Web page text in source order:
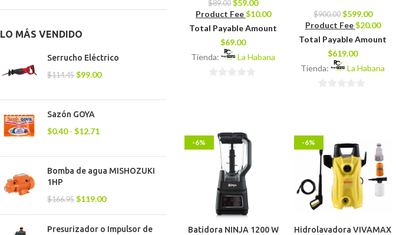
LO MÁS VENDIDO
Serrucho Eléctrico
$114.45 $99.00
Sazón GOYA
$0.40 - $12.71
Bomba de agua MISHOZUKI
1HP
$166.95 $119.00
Presurizador o Impulsor de
$89.00 $59.00
Product Fee$10.00
Total Payable Amount
$69.00
Tienda:
La Habana
$900.00 $599.00
Product Fee$20.00
Total Payable Amount
$619.00
Tienda:
La Habana
-6%
Batidora NINJA 1200 W
-6%
Hidrolavadora VIVAMAX